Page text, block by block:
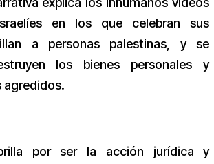
en los que celebran sus
a personas palestinas, y se
los bienes personales y
agredidos.
por ser la acción jurídica y